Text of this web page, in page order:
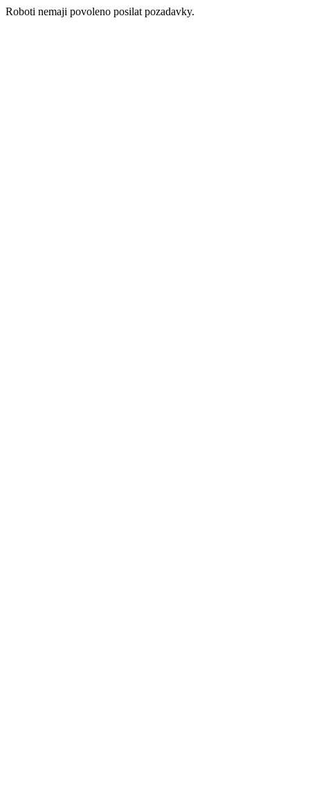
Roboti nemaji povoleno posilat pozadavky.